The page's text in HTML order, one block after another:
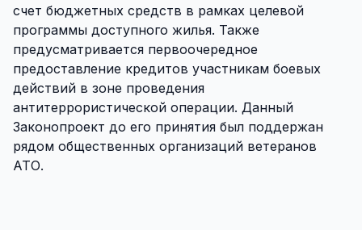
счет бюджетных средств в рамках целевой
программы доступного жилья. Также
предусматривается первоочередное
предоставление кредитов участникам боевых
действий в зоне проведения
антитеррористической операции. Данный
Законопроект до его принятия был поддержан
рядом общественных организаций ветеранов
АТО.